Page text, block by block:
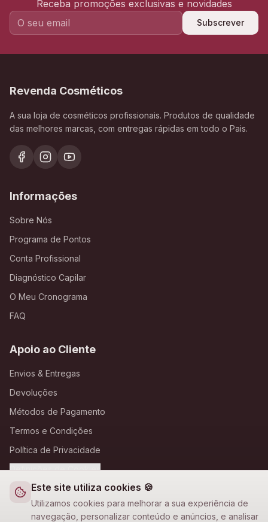
Este site utiliza cookies 🍪
Utilizamos cookies para melhorar a sua experiência de
navegação, personalizar conteúdo e anúncios, e analisar
Receba promoções exclusivas e novidades
Subscrever
Revenda Cosméticos
A sua loja de cosméticos profissionais. Produtos de qualidade
das melhores marcas, com entregas rápidas em todo o Pais.
Informações
Sobre Nós
Programa de Pontos
Conta Profissional
Diagnóstico Capilar
O Meu Cronograma
FAQ
Apoio ao Cliente
Envios & Entregas
Devoluções
Métodos de Pagamento
Termos e Condições
Política de Privacidade
Definições de Cookies
A Loja Nova